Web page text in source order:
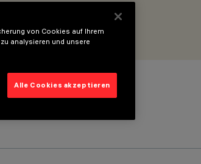
von Cookies auf Ihrem
analysieren und unsere
Alle Cookies akzeptieren